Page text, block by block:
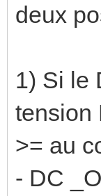
deux
1) Si le
tension
>= au
- DC